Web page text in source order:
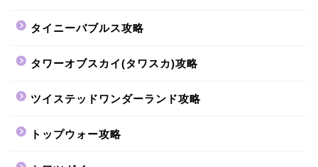
タイニーバブルス攻略
タワーオブスカイ(タワスカ)攻略
ツイステッドワンダーランド攻略
トップウォー攻略